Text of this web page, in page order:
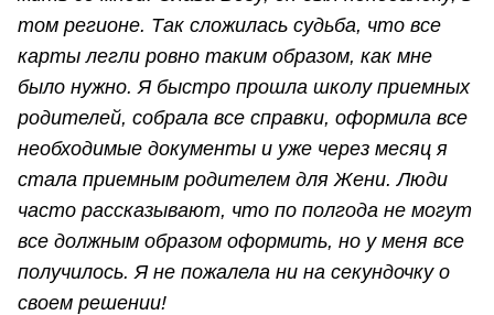
том регионе. Так сложилась судьба, что все
карты легли ровно таким образом, как мне
было нужно. Я быстро прошла школу приемных
родителей, собрала все справки, оформила все
необходимые документы и уже через месяц я
стала приемным родителем для Жени. Люди
часто рассказывают, что по полгода не могут
все должным образом оформить, но у меня все
получилось. Я не пожалела ни на секундочку о
своем решении!